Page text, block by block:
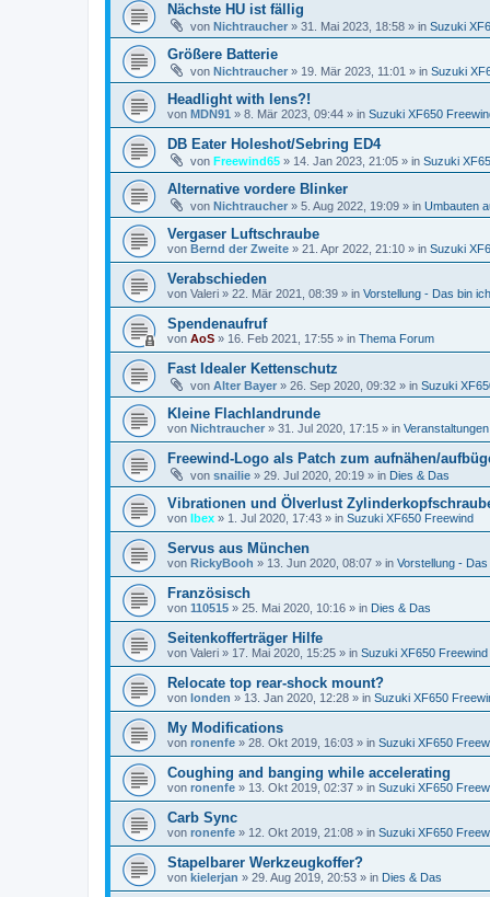
Nächste HU ist fällig
von Nichtraucher » 31. Mai 2023, 18:58 » in Suzuki
Größere Batterie
von Nichtraucher » 19. Mär 2023, 11:01 » in Suzuki
Headlight with lens?!
von MDN91 » 8. Mär 2023, 09:44 » in Suzuki XF650
DB Eater Holeshot/Sebring ED4
von Freewind65 » 14. Jan 2023, 21:05 » in Suzuki
Alternative vordere Blinker
von Nichtraucher » 5. Aug 2022, 19:09 » in Umbauten
Vergaser Luftschraube
von Bernd der Zweite » 21. Apr 2022, 21:10 » in Suzuki
Verabschieden
von Valeri » 22. Mär 2021, 08:39 » in Vorstellung - Das bin ich
Spendenaufruf
von AoS » 16. Feb 2021, 17:55 » in Thema Forum
Fast Idealer Kettenschutz
von Alter Bayer » 26. Sep 2020, 09:32 » in Suzuki
Kleine Flachlandrunde
von Nichtraucher » 31. Jul 2020, 17:15 » in
Freewind-Logo als Patch zum aufnähen/
von snailie » 29. Jul 2020, 20:19 » in Dies & Das
Vibrationen und Ölverlust
von Ibex » 1. Jul 2020, 17:43 » in Suzuki XF650 Freewind
Servus aus München
von RickyBooh » 13. Jun 2020, 08:07 » in Vorstellung - Das
Französisch
von 110515 » 25. Mai 2020, 10:16 » in Dies & Das
Seitenkofferträger Hilfe
von Valeri » 17. Mai 2020, 15:25 » in Suzuki XF650 Freewind
Relocate top rear-shock mount?
von londen » 13. Jan 2020, 12:28 » in Suzuki XF650
My Modifications
von ronenfe » 28. Okt 2019, 16:03 » in Suzuki XF650
Coughing and banging while accelerating
von ronenfe » 13. Okt 2019, 02:37 » in Suzuki XF650
Carb Sync
von ronenfe » 12. Okt 2019, 21:08 » in Suzuki XF650
Stapelbarer Werkzeugkoffer?
von kielerjan » 29. Aug 2019, 20:53 » in Dies & Das